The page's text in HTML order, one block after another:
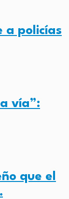
a policías
vía”:
que el